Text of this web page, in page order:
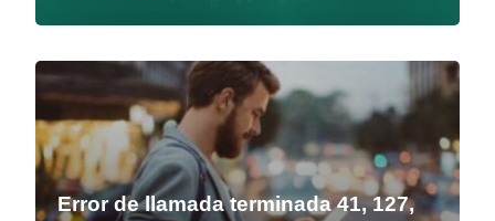
Error de llamada terminada 41, 127,